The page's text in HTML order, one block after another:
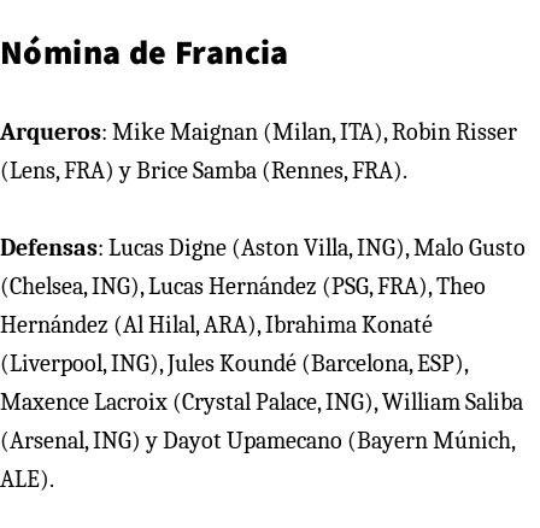
Nómina de Francia
Arqueros: Mike Maignan (Milan, ITA), Robin Risser
(Lens, FRA) y Brice Samba (Rennes, FRA).
Defensas: Lucas Digne (Aston Villa, ING), Malo Gusto
(Chelsea, ING), Lucas Hernández (PSG, FRA), Theo
Hernández (Al Hilal, ARA), Ibrahima Konaté
(Liverpool, ING), Jules Koundé (Barcelona, ESP),
Maxence Lacroix (Crystal Palace, ING), William Saliba
(Arsenal, ING) y Dayot Upamecano (Bayern Múnich,
ALE).